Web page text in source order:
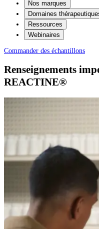
Nos marques
Domaines
Ressources
Webinaires
Commander des échantillons
Renseignements
REACTINE®